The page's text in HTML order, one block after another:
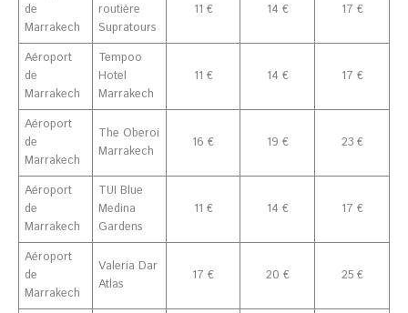
de
Marrakech
routière
Supratours
11 € 14 € 17 €
Aéroport
de
Marrakech
Tempoo
Hotel
Marrakech
11 € 14 € 17 €
Aéroport
de
Marrakech
The Oberoi
Marrakech
16 € 19 € 23 €
Aéroport
de
Marrakech
TUI Blue
Medina
Gardens
11 € 14 € 17 €
Aéroport
de
Marrakech
Valeria Dar
Atlas
17 € 20 € 25 €